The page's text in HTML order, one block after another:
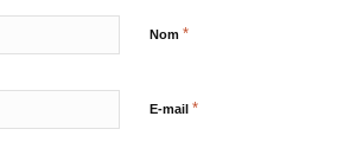
Nom *
E-mail *